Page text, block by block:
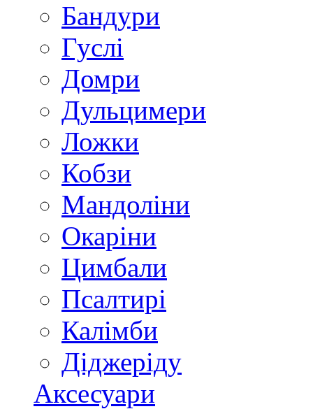
Бандури
Гуслі
Домри
Дульцимери
Ложки
Кобзи
Мандоліни
Окаріни
Цимбали
Псалтирі
Калімби
Діджеріду
Аксесуари